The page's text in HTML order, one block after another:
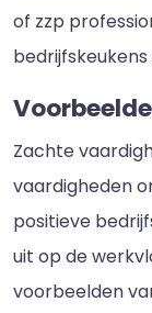
of zzp
Zachte
vaardigheden
positieve
uit op de
voorbeelden